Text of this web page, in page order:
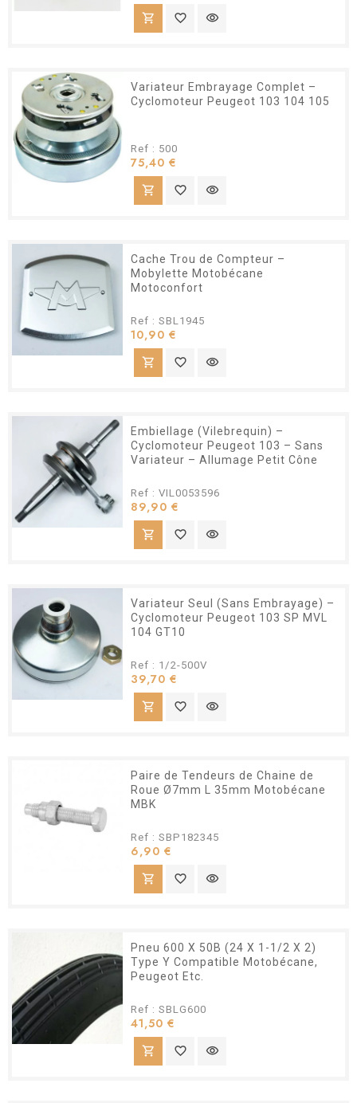
shopping_cart favorite_border visibility
Variateur Embrayage Complet –
Cyclomoteur Peugeot 103 104 105
Ref : 500
75,40 €
shopping_cart favorite_border visibility
Cache Trou de Compteur –
Mobylette Motobécane
Motoconfort
Ref : SBL1945
10,90 €
shopping_cart favorite_border visibility
Embiellage (Vilebrequin) –
Cyclomoteur Peugeot 103 – Sans
Variateur – Allumage Petit Cône
Ref : VIL0053596
89,90 €
shopping_cart favorite_border visibility
Variateur Seul (Sans Embrayage) –
Cyclomoteur Peugeot 103 SP MVL
104 GT10
Ref : 1/2-500V
39,70 €
shopping_cart favorite_border visibility
Paire de Tendeurs de Chaine de
Roue Ø7mm L 35mm Motobécane
MBK
Ref : SBP182345
6,90 €
shopping_cart favorite_border visibility
Pneu 600 X 50B (24 X 1-1/2 X 2)
Type Y Compatible Motobécane,
Peugeot Etc.
Ref : SBLG600
41,50 €
shopping_cart favorite_border visibility